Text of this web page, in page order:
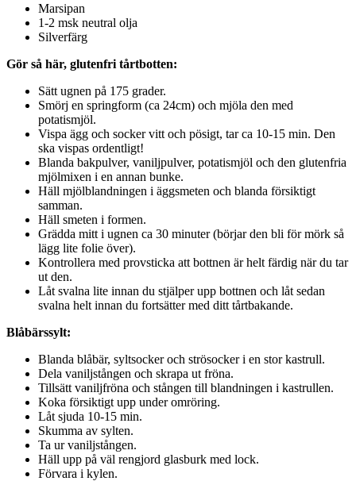
Marsipan
1-2 msk neutral olja
Silverfärg
Gör så här, glutenfri tårtbotten:
Sätt ugnen på 175 grader.
Smörj en springform (ca 24cm) och mjöla den med
potatismjöl.
Vispa ägg och socker vitt och pösigt, tar ca 10-15 min. Den
ska vispas ordentligt!
Blanda bakpulver, vaniljpulver, potatismjöl och den glutenfria
mjölmixen i en annan bunke.
Häll mjölblandningen i äggsmeten och blanda försiktigt
samman.
Häll smeten i formen.
Grädda mitt i ugnen ca 30 minuter (börjar den bli för mörk så
lägg lite folie över).
Kontrollera med provsticka att bottnen är helt färdig när du tar
ut den.
Låt svalna lite innan du stjälper upp bottnen och låt sedan
svalna helt innan du fortsätter med ditt tårtbakande.
Blåbärssylt:
Blanda blåbär, syltsocker och strösocker i en stor kastrull.
Dela vaniljstången och skrapa ut fröna.
Tillsätt vaniljfröna och stången till blandningen i kastrullen.
Koka försiktigt upp under omröring.
Låt sjuda 10-15 min.
Skumma av sylten.
Ta ur vaniljstången.
Häll upp på väl rengjord glasburk med lock.
Förvara i kylen.